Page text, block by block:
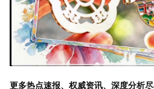
更多热点速报、权威资讯、深度分析